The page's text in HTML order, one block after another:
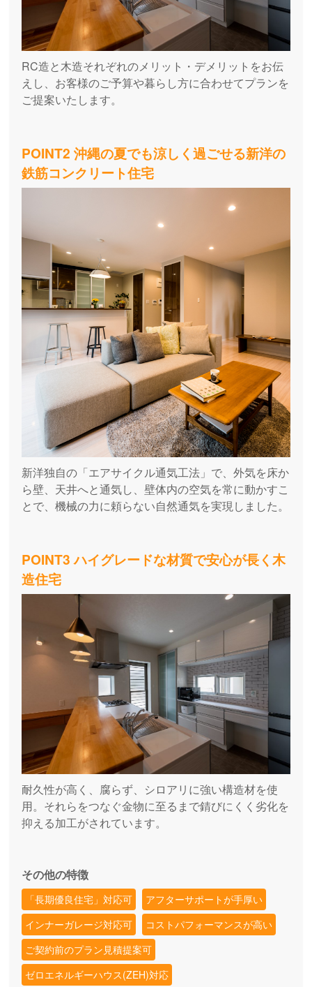
RC造と木造それぞれのメリット・デメリットをお伝
えし、お客様のご予算や暮らし方に合わせてプランを
ご提案いたします。
POINT2 沖縄の夏でも涼しく過ごせる新洋の
鉄筋コンクリート住宅
新洋独自の「エアサイクル通気工法」で、外気を床か
ら壁、天井へと通気し、壁体内の空気を常に動かすこ
とで、機械の力に頼らない自然通気を実現しました。
POINT3 ハイグレードな材質で安心が長く木
造住宅
耐久性が高く、腐らず、シロアリに強い構造材を使
用。それらをつなぐ金物に至るまで錆びにくく劣化を
抑える加工がされています。
その他の特徴
「長期優良住宅」対応可
アフターサポートが手厚い
インナーガレージ対応可
コストパフォーマンスが高い
ご契約前のプラン見積提案可
ゼロエネルギーハウス(ZEH)対応